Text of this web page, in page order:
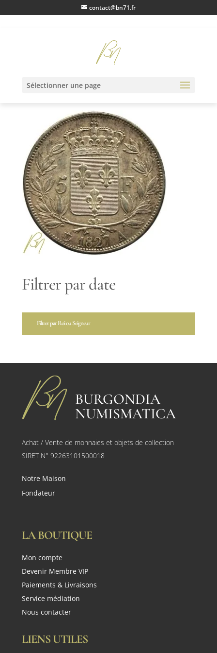
contact@bn71.fr
Sélectionner une page
IMG_0690
Filtrer par date
Filtrer par Roi ou Seigneur
BURGONDIA
NUMISMATICA
Achat / Vente de monnaies et objets de collection
SIRET N° 92263101500018
Notre Maison
Fondateur
LA BOUTIQUE
Mon compte
Devenir Membre VIP
Paiements & Livraisons
Service médiation
Nous contacter
LIENS UTILES